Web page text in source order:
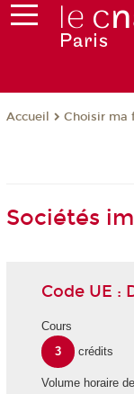
Accueil Choisir ma
Sociétés
Code UE :
Cours
3
crédits
Volume horaire